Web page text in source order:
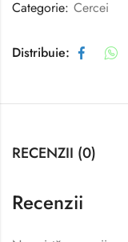
Categorie: Cercei
Distribuie:
RECENZII (0)
Recenzii